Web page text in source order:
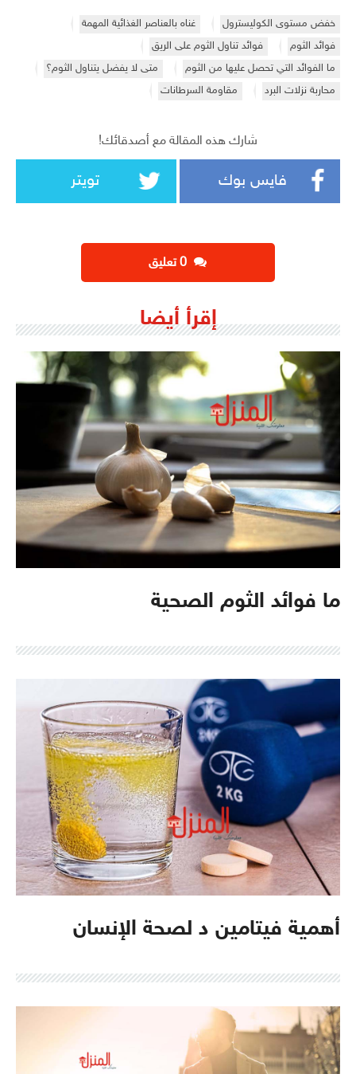
خفض مستوى الكوليسترول
غناه بالعناصر الغذائية المهمة
فوائد الثوم
فوائد تناول الثوم على الريق
ما الفوائد التي تحصل عليها من الثوم
متى لا يفضل يتناول الثوم؟
محاربة نزلات البرد
مقاومة السرطانات
شارك هذه المقالة مع أصدقائك!
فايس بوك تويتر
إقرأ أيضا
ما فوائد الثوم الصحية
أهمية فيتامين د لصحة الإنسان